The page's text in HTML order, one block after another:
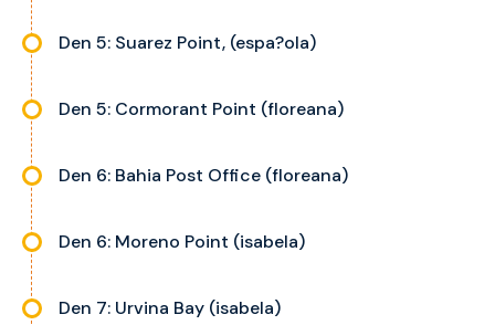
Den 5: Suarez Point, (espa?ola)
Den 5: Cormorant Point (floreana)
Den 6: Bahia Post Office (floreana)
Den 6: Moreno Point (isabela)
Den 7: Urvina Bay (isabela)